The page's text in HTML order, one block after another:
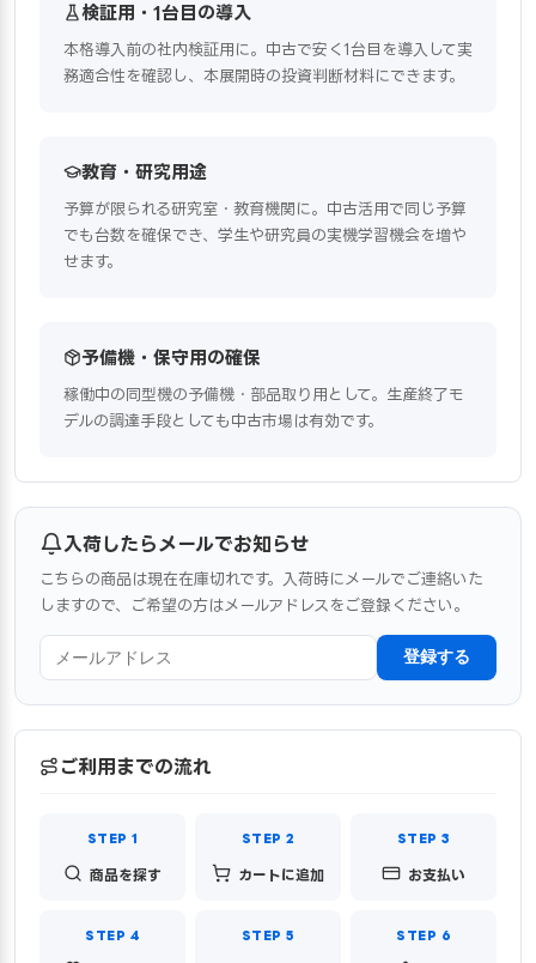
検証用・1台目の導入
本格導入前の社内検証用に。中古で安く1台目を導入して実
務適合性を確認し、本展開時の投資判断材料にできます。
教育・研究用途
予算が限られる研究室・教育機関に。中古活用で同じ予算
でも台数を確保でき、学生や研究員の実機学習機会を増や
せます。
予備機・保守用の確保
稼働中の同型機の予備機・部品取り用として。生産終了モ
デルの調達手段としても中古市場は有効です。
入荷したらメールでお知らせ
こちらの商品は現在在庫切れです。入荷時にメールでご連絡いた
しますので、ご希望の方はメールアドレスをご登録ください。
登録する
ご利用までの流れ
商品を探す カートに追加 お支払い